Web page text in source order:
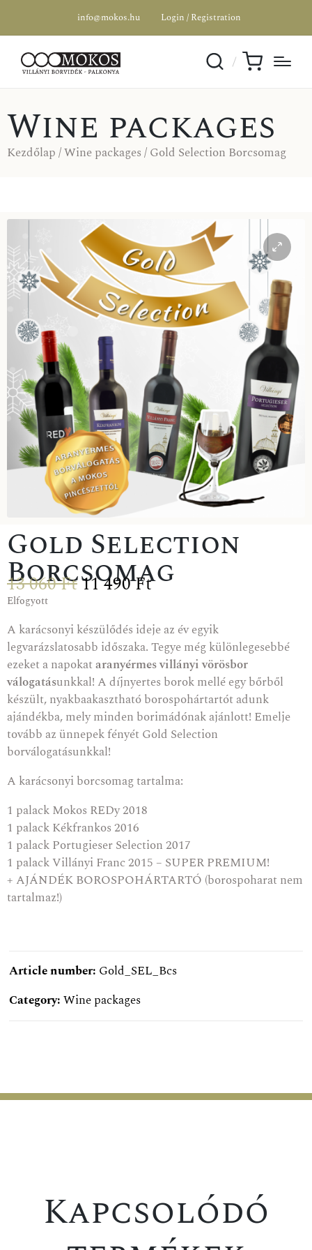
info@mokos.hu Login / Registration
Wine packages
Kezdőlap/Wine packages/ Gold Selection Borcsomag
Gold Selection
Borcsomag
13 060Ft11 490Ft
Elfogyott
A karácsonyi készülődés ideje az év egyik
legvarázslatosabb időszaka. Tegye még különlegesebbé
ezeket a napokataranyérmes villányi vörösbor
válogatásunkkal! A díjnyertes borok mellé egy bőrből
készült, nyakbaakasztható borospohártartót adunk
ajándékba, mely minden borimádónak ajánlott! Emelje
tovább az ünnepek fényét Gold Selection
borválogatásunkkal!
A karácsonyi borcsomag tartalma:
1 palack Mokos REDy 2018
1 palack Kékfrankos 2016
1 palack Portugieser Selection 2017
1 palack Villányi Franc 2015 – SUPER PREMIUM!
+ AJÁNDÉK BOROSPOHÁRTARTÓ (borospoharat nem
tartalmaz!)
Article number: Gold_SEL_Bcs
Category:Wine packages
Kapcsolódó